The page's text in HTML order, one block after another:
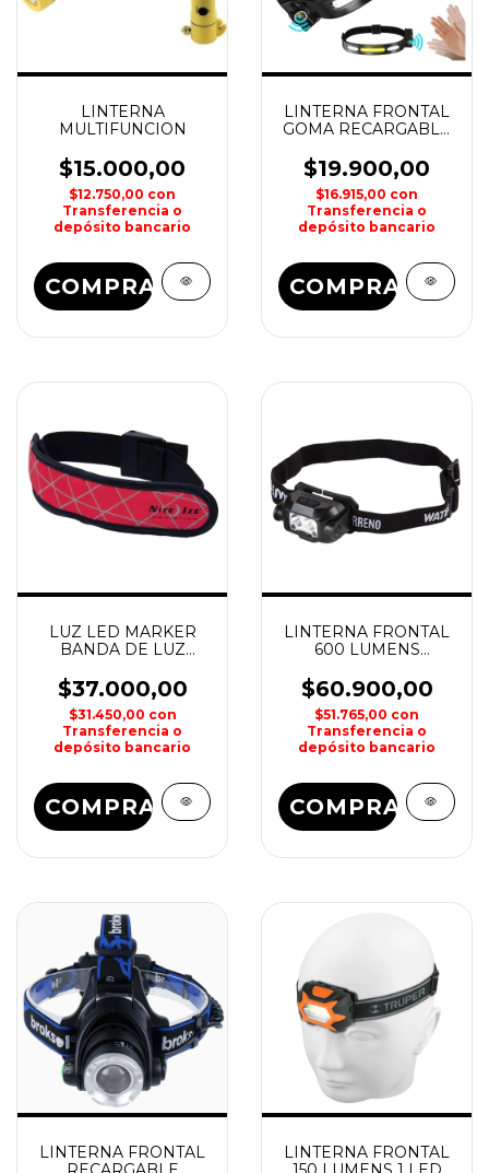
LINTERNA
MULTIFUNCION
$15.000,00
$12.750,00 con
Transferencia o
depósito bancario
COMPRAR
LINTERNA FRONTAL
GOMA RECARGABLE
$19.900,00
$16.915,00 con
Transferencia o
depósito bancario
COMPRAR
LUZ LED MARKER
BANDA DE LUZ
PERSONAL NITEIZE
$37.000,00
$31.450,00 con
Transferencia o
depósito bancario
LINTERNA FRONTAL
600 LUMENS
WATERDOG
$60.900,00
$51.765,00 con
Transferencia o
depósito bancario
COMPRAR
LINTERNA FRONTAL
LINTERNA FRONTAL